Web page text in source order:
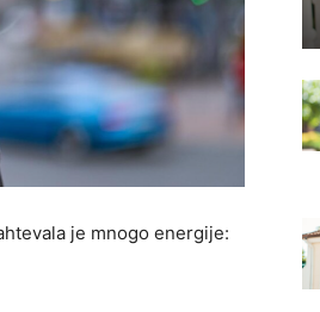
je mnogo energije: